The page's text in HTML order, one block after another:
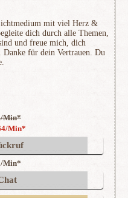
mit viel Herz &
dich durch alle Themen,
und freue mich, dich
Danke für dein Vertrauen. Du
Min*
Min*
Min*